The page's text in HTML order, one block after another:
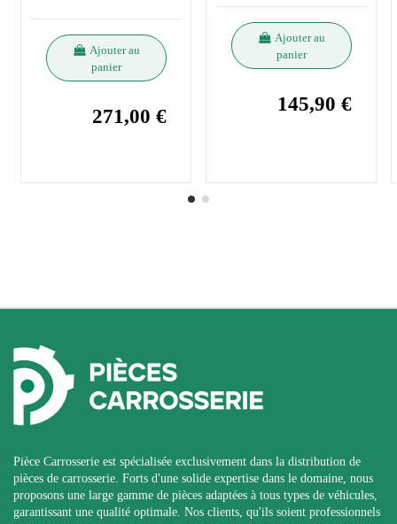
Ajouter au
panier
271,00 €
Ajouter au
panier
145,90 €
Pièce Carrosserie est spécialisée exclusivement dans la distribution de
pièces de carrosserie. Forts d'une solide expertise dans le domaine, nous
proposons une large gamme de pièces adaptées à tous types de véhicules,
garantissant une qualité optimale. Nos clients, qu'ils soient professionnels